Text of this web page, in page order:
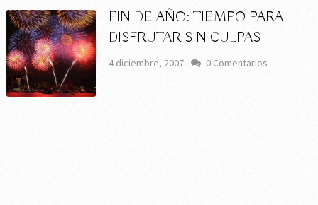
FIN DE AÑO: TIEMPO PARA
DISFRUTAR SIN CULPAS
4 diciembre, 2007 0 Comentarios